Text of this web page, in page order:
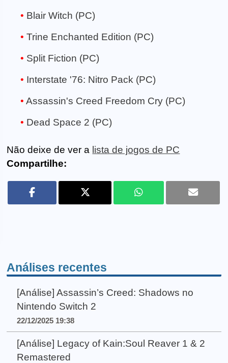
Blair Witch (PC)
Trine Enchanted Edition (PC)
Split Fiction (PC)
Interstate '76: Nitro Pack (PC)
Assassin's Creed Freedom Cry (PC)
Dead Space 2 (PC)
Não deixe de ver a lista de jogos de PC
Compartilhe:
Análises recentes
[Análise] Assassin’s Creed: Shadows no
Nintendo Switch 2
22/12/2025 19:38
[Análise] Legacy of Kain:Soul Reaver 1 & 2
Remastered